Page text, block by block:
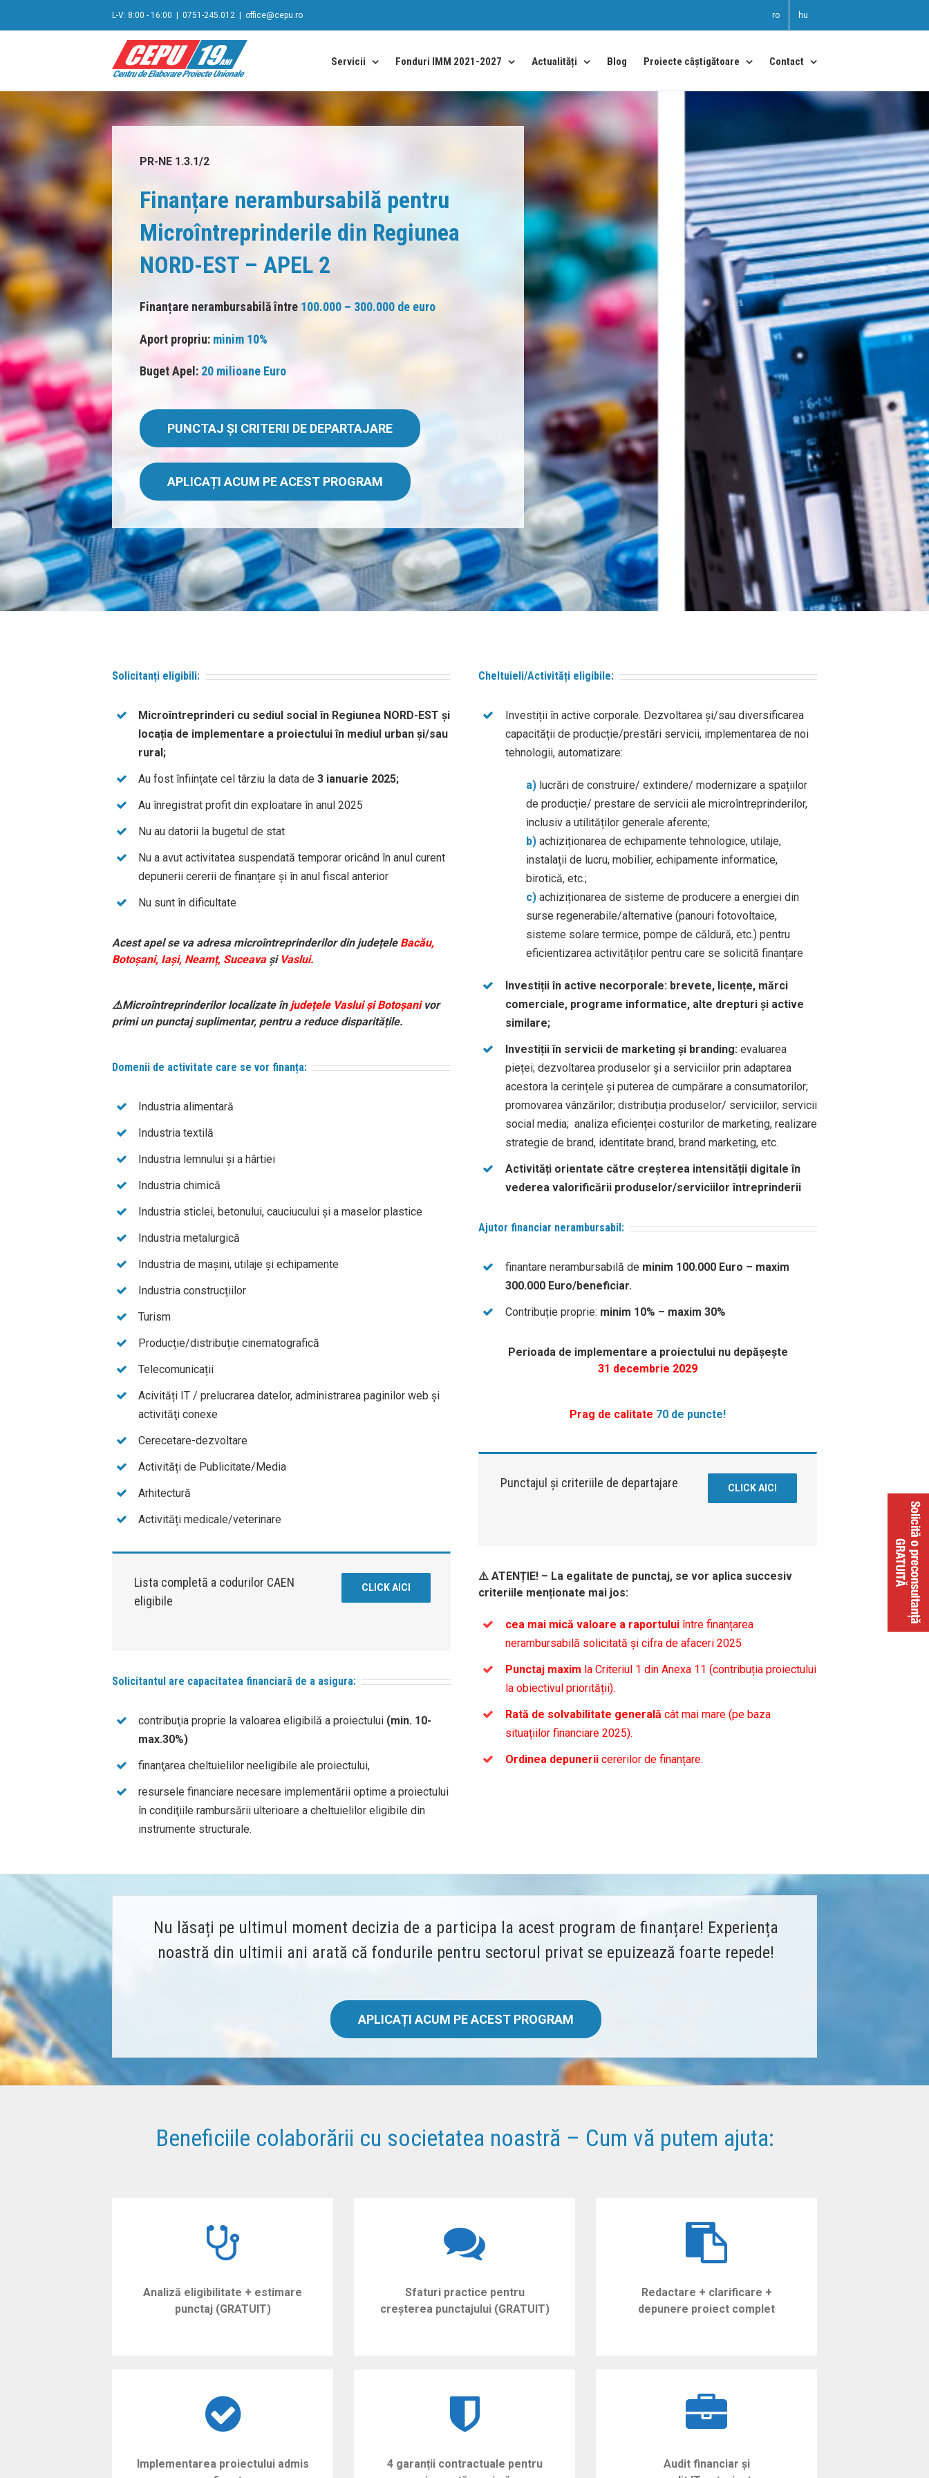
L-V: 8:00 - 16:00 0751-245.012 office@cepu.ro ro hu
Servicii Fonduri IMM 2021-2027 Actualități Blog Proiecte câștigătoare Contact
PR-NE 1.3.1/2
Finanțare nerambursabilă pentru
Microîntreprinderile din Regiunea
NORD-EST – APEL 2
Finanțare nerambursabilă între 100.000 – 300.000 de euro
Aport propriu: minim 10%
Buget Apel: 20 milioane Euro
PUNCTAJ ȘI CRITERII DE DEPARTAJARE
APLICAȚI ACUM PE ACEST PROGRAM
Solicitanți eligibili:
Microîntreprinderi cu sediul social în Regiunea NORD-EST și
locația de implementare a proiectului în mediul urban și/sau
rural ;
Au fost înființate cel târziu la data de3 ianuarie 2025;
Au înregistrat profit din exploatare în anul 2025
Nu au datorii la bugetul de stat
Nu a avut activitatea suspendată temporar oricând în anul curent
depunerii cererii de finanțare și în anul fiscal anterior
Nu sunt în dificultate
Acest apel se va adresa microîntreprinderilor din județele Bacău,
Botoșani, Iași, Neamț, Suceava și Vaslui.
⚠️Microîntreprinderilor localizate în județele Vaslui și Botoșanivor
primi un punctaj suplimentar, pentru a reduce disparitățile.
Domenii de activitate care se vor finanța:
Industria alimentară
Industria textilă
Industria lemnului și a hârtiei
Industria chimică
Industria sticlei, betonului, cauciucului și a maselor plastice
Industria metalurgică
Industria de mașini, utilaje și echipamente
Industria construcțiilor
Turism
Producție/distribuție cinematografică
Telecomunicații
Acivități IT / prelucrarea datelor, administrarea paginilor web şi
activităţi conexe
Cerecetare-dezvoltare
Activități de Publicitate/Media
Arhitectură
Activități medicale/veterinare
CLICK AICI
Lista completă a codurilor CAEN
eligibile
Solicitantul are capacitatea financiară de a asigura:
contribuţia proprie la valoarea eligibilă a proiectului (min. 10-
max.30%)
finanţarea cheltuielilor neeligibile ale proiectului,
resursele financiare necesare implementării optime a proiectului
în condiţiile rambursării ulterioare a cheltuielilor eligibile din
instrumente structurale.
Cheltuieli/Activități eligibile:
Investiții în active corporale. Dezvoltarea și/sau diversificarea
capacității de producție/prestări servicii, implementarea de noi
tehnologii, automatizare:
a)lucrări de construire/ extindere/ modernizare a spațiilor
de producție/ prestare de servicii ale microîntreprinderilor,
inclusiv a utilităților generale aferente;
b)achiziționarea de echipamente tehnologice, utilaje,
instalații de lucru, mobilier, echipamente informatice,
birotică, etc.;
c)achiziționarea de sisteme de producere a energiei din
surse regenerabile/alternative (panouri fotovoltaice,
sisteme solare termice, pompe de căldură, etc.) pentru
eficientizarea activităților pentru care se solicită finanțare
Investiții în active necorporale: brevete, licențe, mărci
comerciale, programe informatice, alte drepturi și active
similare;
Investiții în servicii de marketing și branding: evaluarea
pieței; dezvoltarea produselor și a serviciilor prin adaptarea
acestora la cerințele și puterea de cumpărare a consumatorilor;
promovarea vânzărilor; distribuția produselor/ serviciilor; servicii
social media; analiza eficienței costurilor de marketing, realizare
strategie de brand, identitate brand, brand marketing, etc.
Activități orientate către creșterea intensității digitale în
vederea valorificării produselor/serviciilor întreprinderii
Ajutor financiar nerambursabil:
finantare nerambursabilă de minim 100.000 Euro – maxim
300.000 Euro/beneficiar.
Contribuție proprie: minim 10% – maxim 30%
Perioada de implementare a proiectului nu depășește
31 decembrie 2029
Prag de calitate 70 de puncte!
CLICK AICI
Punctajul și criteriile de departajare
⚠️ATENȚIE! – La egalitate de punctaj, se vor aplica succesiv
criteriile menționate mai jos:
cea mai mică valoare a raportului între finanțarea
nerambursabilă solicitată și cifra de afaceri 2025
Punctaj maxim la Criteriul 1 din Anexa 11 (contribuția proiectului
la obiectivul priorității).
Rată de solvabilitate generală cât mai mare (pe baza
situațiilor financiare 2025).
Ordinea depuneriicererilor de finanțare.
Nu lăsați pe ultimul moment decizia de a participa la acest program de finanțare! Experiența
noastră din ultimii ani arată că fondurile pentru sectorul privat se epuizează foarte repede!
APLICAȚI ACUM PE ACEST PROGRAM
Beneficiile colaborării cu societatea noastră – Cum vă putem ajuta:
Analiză eligibilitate + estimare
punctaj (GRATUIT)
Sfaturi practice pentru
creșterea punctajului (GRATUIT)
Redactare + clarificare +
depunere proiect complet
Implementarea proiectului admis
4 garanții contractuale pentru
Audit financiar și